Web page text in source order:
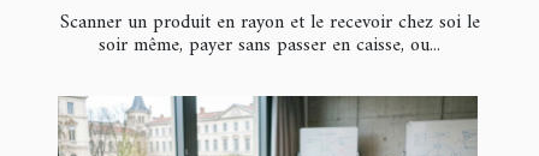
Scanner un produit en rayon et le recevoir chez soi le
soir même, payer sans passer en caisse, ou...